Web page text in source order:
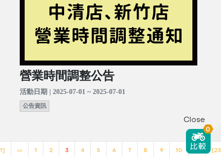
營業時間調整公告
活動日期 | 2025-07-01 ~ 2025-07-01
公告資訊
<< 1 2 3 4 5 6 7 8 9 10 >>
Close
0